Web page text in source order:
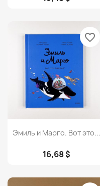
Просмотр
Эмиль и Марго. Вот это...
16,68 $
favorite_border